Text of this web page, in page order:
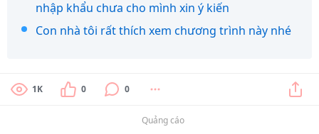
nhập khẩu chưa cho mình xin ý kiến
Con nhà tôi rất thích xem chương trình này nhé
1K 0 0
Quảng cáo